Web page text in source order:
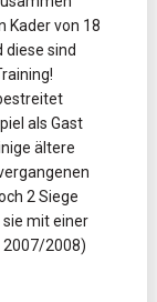
Kader von 18
diese sind
als Gast
ältere
2 Siege
mit einer
2008)